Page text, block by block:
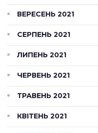
ВЕРЕСЕНЬ 2021
СЕРПЕНЬ 2021
ЛИПЕНЬ 2021
ЧЕРВЕНЬ 2021
ТРАВЕНЬ 2021
КВІТЕНЬ 2021